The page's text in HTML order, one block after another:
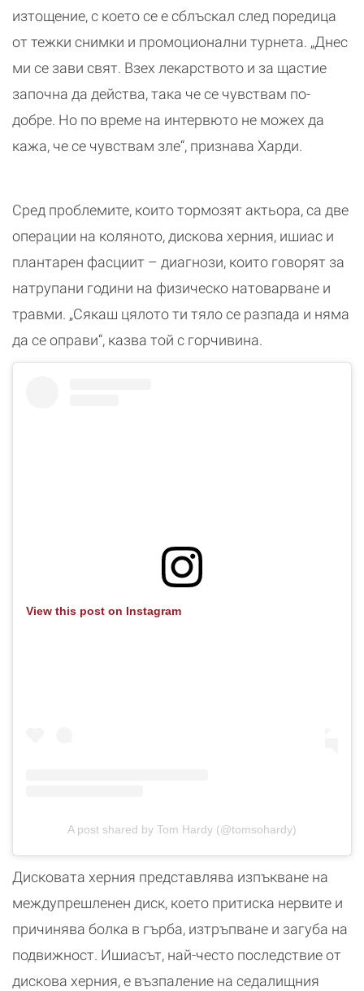
изтощение, с което се е сблъскал след поредица
от тежки снимки и промоционални турнета. „Днес
ми се зави свят. Взех лекарството и за щастие
започна да действа, така че се чувствам по-
добре. Но по време на интервюто не можех да
кажа, че се чувствам зле“, признава Харди.
Сред проблемите, които тормозят актьора, са две
операции на коляното, дискова херния, ишиас и
плантарен фасциит – диагнози, които говорят за
натрупани години на физическо натоварване и
травми. „Сякаш цялото ти тяло се разпада и няма
да се оправи“, казва той с горчивина.
View this post on Instagram
A post shared by Tom Hardy (@tomsohardy)
Дисковата херния представлява изпъкване на
междупрешленен диск, което притиска нервите и
причинява болка в гърба, изтръпване и загуба на
подвижност. Ишиасът, най-често последствие от
дискова херния, е възпаление на седалищния